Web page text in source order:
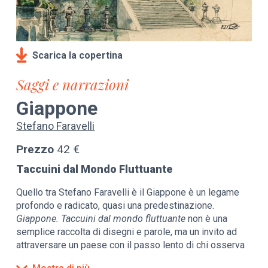
Scarica la copertina
Saggi e narrazioni
Giappone
Stefano Faravelli
Prezzo 42 €
Taccuini dal Mondo Fluttuante
Quello tra Stefano Faravelli è il Giappone è un legame
profondo e radicato, quasi una predestinazione.
Giappone. Taccuini dal mondo fluttuante non è una
semplice raccolta di disegni e parole, ma un invito ad
attraversare un paese con il passo lento di chi osserva